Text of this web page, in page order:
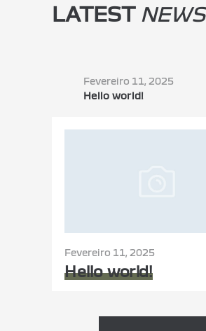
LATEST NEWS
Fevereiro 11, 2025
Hello world!
Fevereiro 11, 2025
Hello world!